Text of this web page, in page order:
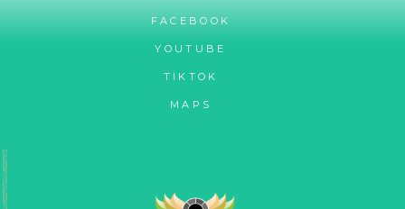
FACEBOOK
YOUTUBE
TIKTOK
MAPS